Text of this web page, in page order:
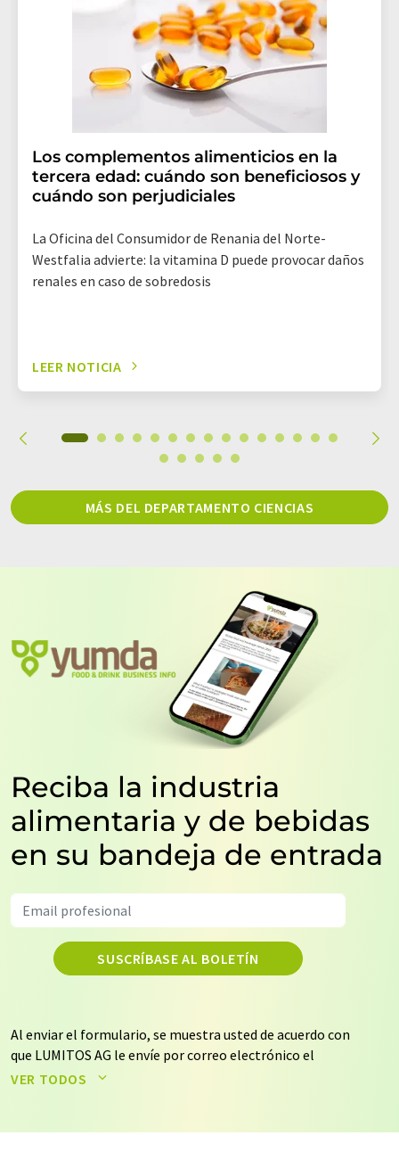
Los complementos alimenticios en la
tercera edad: cuándo son beneficiosos y
cuándo son perjudiciales
La Oficina del Consumidor de Renania del Norte-
Westfalia advierte: la vitamina D puede provocar daños
renales en caso de sobredosis
LEER NOTICIA
MÁS DEL DEPARTAMENTO CIENCIAS
Reciba la industria
alimentaria y de bebidas
en su bandeja de entrada
SUSCRÍBASE AL BOLETÍN
Al enviar el formulario, se muestra usted de acuerdo con
que LUMITOS AG le envíe por correo electrónico el
boletín o boletines seleccionados anteriormente. Sus
de nuestrapolítica de protección de datos. LUMITOS
VER TODOS